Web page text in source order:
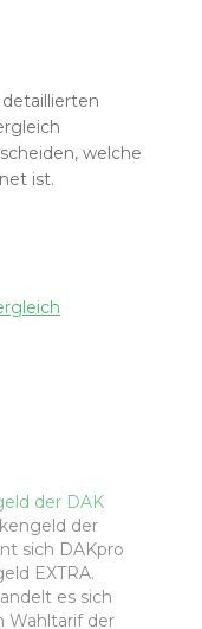
welche
ist.
der DAK
der
sich DAKpro
EXTRA.
es sich
Wahltarif der